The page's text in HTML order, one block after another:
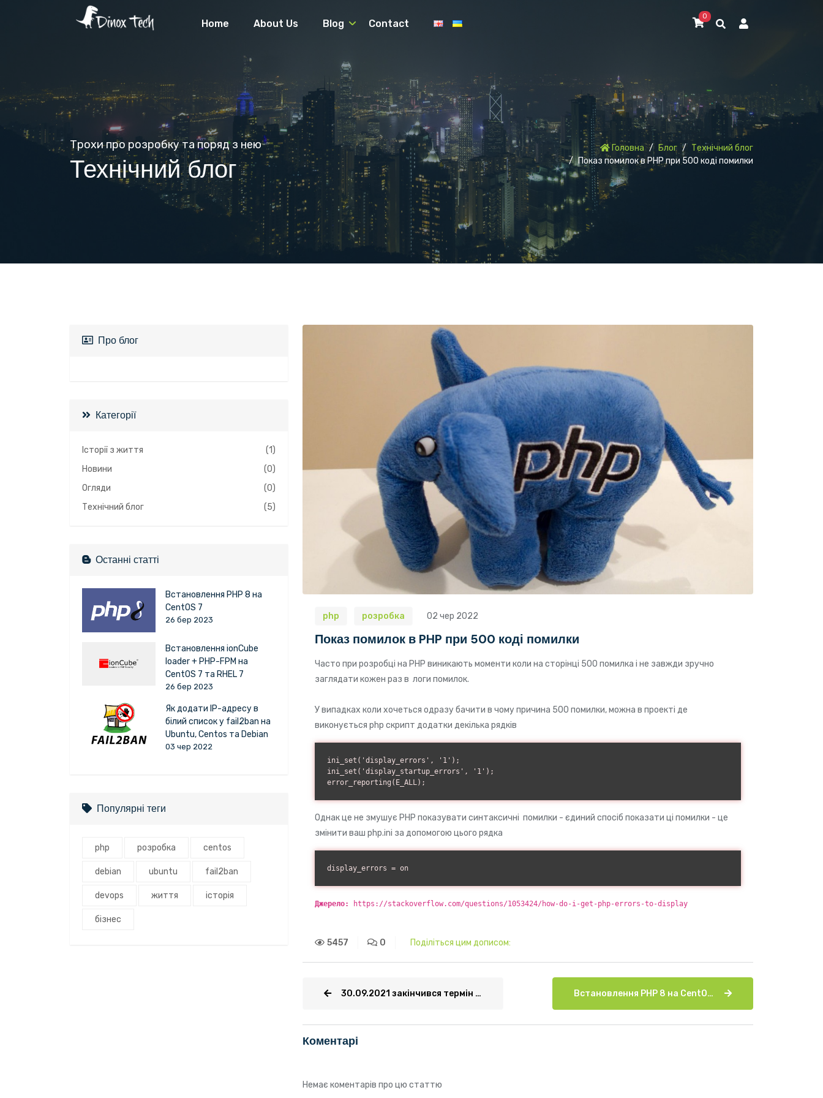
Home About Us Blog Contact
0
Трохи про розробку та поряд з нею
Технічний блог
Головна Блог
Технічний блог
Показ помилок в PHP при 500 коді помилки
Про блог
Категорії
Історії з життя
(1)
Новини
(0)
Огляди
(0)
Технічний блог
(5)
Останні статті
Встановлення PHP 8 на
CentOS 7
26 бер 2023
Встановлення ionCube
loader + PHP-FPM на
CentOS 7 та RHEL 7
26 бер 2023
Як додати IP-адресу в
білий список у fail2ban на
Ubuntu, Centos та Debian
03 чер 2022
Популярні теги
php розробка centos
debian ubuntu fail2ban
devops життя історія
бізнес
php розробка 02 чер 2022
Показ помилок в PHP при 500 коді помилки
Часто при розробці на PHP виникають моменти коли на сторінці 500 помилка і не завжди зручно
заглядати кожен раз в логи помилок.
У випадках коли хочеться одразу бачити в чому причина 500 помилки, можна в проекті де
виконується php скрипт додатки декілька рядків
ini_set('display_errors', '1');
ini_set('display_startup_errors', '1');
error_reporting(E_ALL);
Однак це не змушує PHP показувати синтаксичні помилки - єдиний спосіб показати ці помилки - це
змінити ваш php.ini за допомогою цього рядка
display_errors = on
Джерело: https://stackoverflow.com/questions/1053424/how-do-i-get-php-errors-to-display
5457 0 Поділіться цим дописом:
30.09.2021 закінчився термін дії сертифікату IdenTrust DST Root CA X3. Встановлення PHP 8 на CentOS 7
Коментарі
Немає коментарів про цю статтю